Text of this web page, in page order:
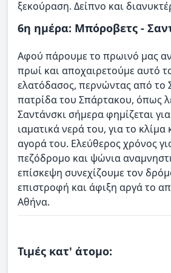
ξεκούραση. Δείπνο και
6η ημέρα: Μπόροβετς -
Αφού πάρουμε το πρωινό μας
πρωί και αποχαιρετούμε αυτό
ελατόδασος, περνώντας από το
πατρίδα του Σπάρτακου, όπως
Σαντάνσκι σήμερα φημίζεται
ιαματικά νερά του, για το κλίμα
αγορά του. Ελεύθερος χρόνος
πεζόδρομο και ψώνια
επίσκεψη συνεχίζουμε τον
επιστροφή και άφιξη αργά το
Αθήνα.
Τιμές κατ' άτομο: